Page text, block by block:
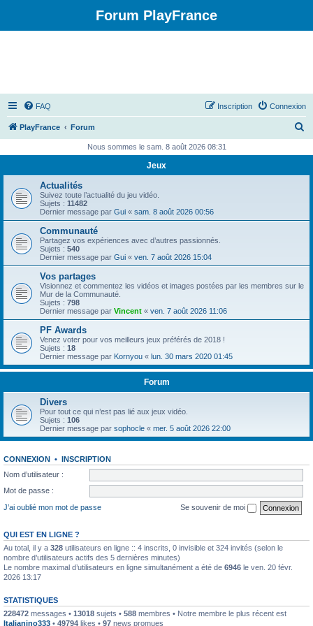
Forum PlayFrance
FAQ Connexion
Inscription
PlayFrance Forum
h
Nous sommes le sam. 8 août 2026 08:31
Jeux
Actualités
Suivez toute l’actualité du jeu vidéo.
Sujets : 11482
Dernier message par Gui « sam. 8 août 2026 00:56
Communauté
Partagez vos expériences avec d’autres passionnés.
Sujets : 540
Dernier message par Gui « ven. 7 août 2026 15:04
Vos partages
Visionnez et commentez les vidéos et images postées par les membres sur le
Mur de la Communauté.
Sujets : 798
Dernier message par Vincent « ven. 7 août 2026 11:06
PF Awards
Venez voter pour vos meilleurs jeux préférés de 2018 !
Sujets : 18
Dernier message par Kornyou « lun. 30 mars 2020 01:45
Forum
Divers
Pour tout ce qui n’est pas lié aux jeux vidéo.
Sujets : 106
Dernier message par sophocle « mer. 5 août 2026 22:00
CONNEXION • INSCRIPTION
Nom d’utilisateur :
Mot de passe :
J’ai oublié mon mot de passe
Se souvenir de moi
QUI EST EN LIGNE ?
Au total, il y a 328 utilisateurs en ligne :: 4 inscrits, 0 invisible et 324 invités (selon le
nombre d’utilisateurs actifs des 5 dernières minutes)
Le nombre maximal d’utilisateurs en ligne simultanément a été de 6946 le ven. 20 févr.
2026 13:17
STATISTIQUES
228472 messages • 13018 sujets • 588 membres • Notre membre le plus récent est
Italianino333 • 49794 likes • 97 news promues